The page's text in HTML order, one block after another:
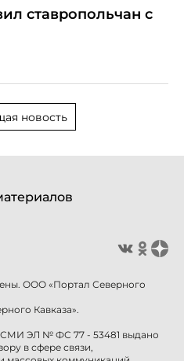
ставропольчан с
новость
ООО «Портал Северного
Кавказа».
СМИ ЭЛ № ФС 77 - 53481 выдано
в сфере связи,